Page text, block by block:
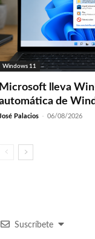
Windows 11
Microsoft lleva
de
José Palacios - 06/08/2026
Suscríbete